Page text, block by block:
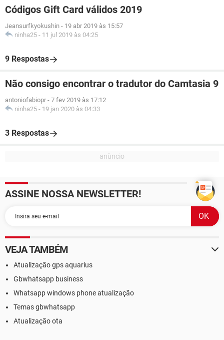
Códigos Gift Card válidos 2019
Jeansurfkyokushin - 19 abr 2019 às 15:57
ninha25 - 11 jul 2019 às 04:25
9 Respostas
Não consigo encontrar o tradutor do Camtasia 9
antoniofabiopr - 7 fev 2019 às 17:12
ninha25 - 19 jan 2020 às 04:33
3 Respostas
ASSINE NOSSA NEWSLETTER!
VEJA TAMBÉM
Atualização gps aquarius
Gbwhatsapp business
Whatsapp windows phone atualização
Temas gbwhatsapp
Atualização ota